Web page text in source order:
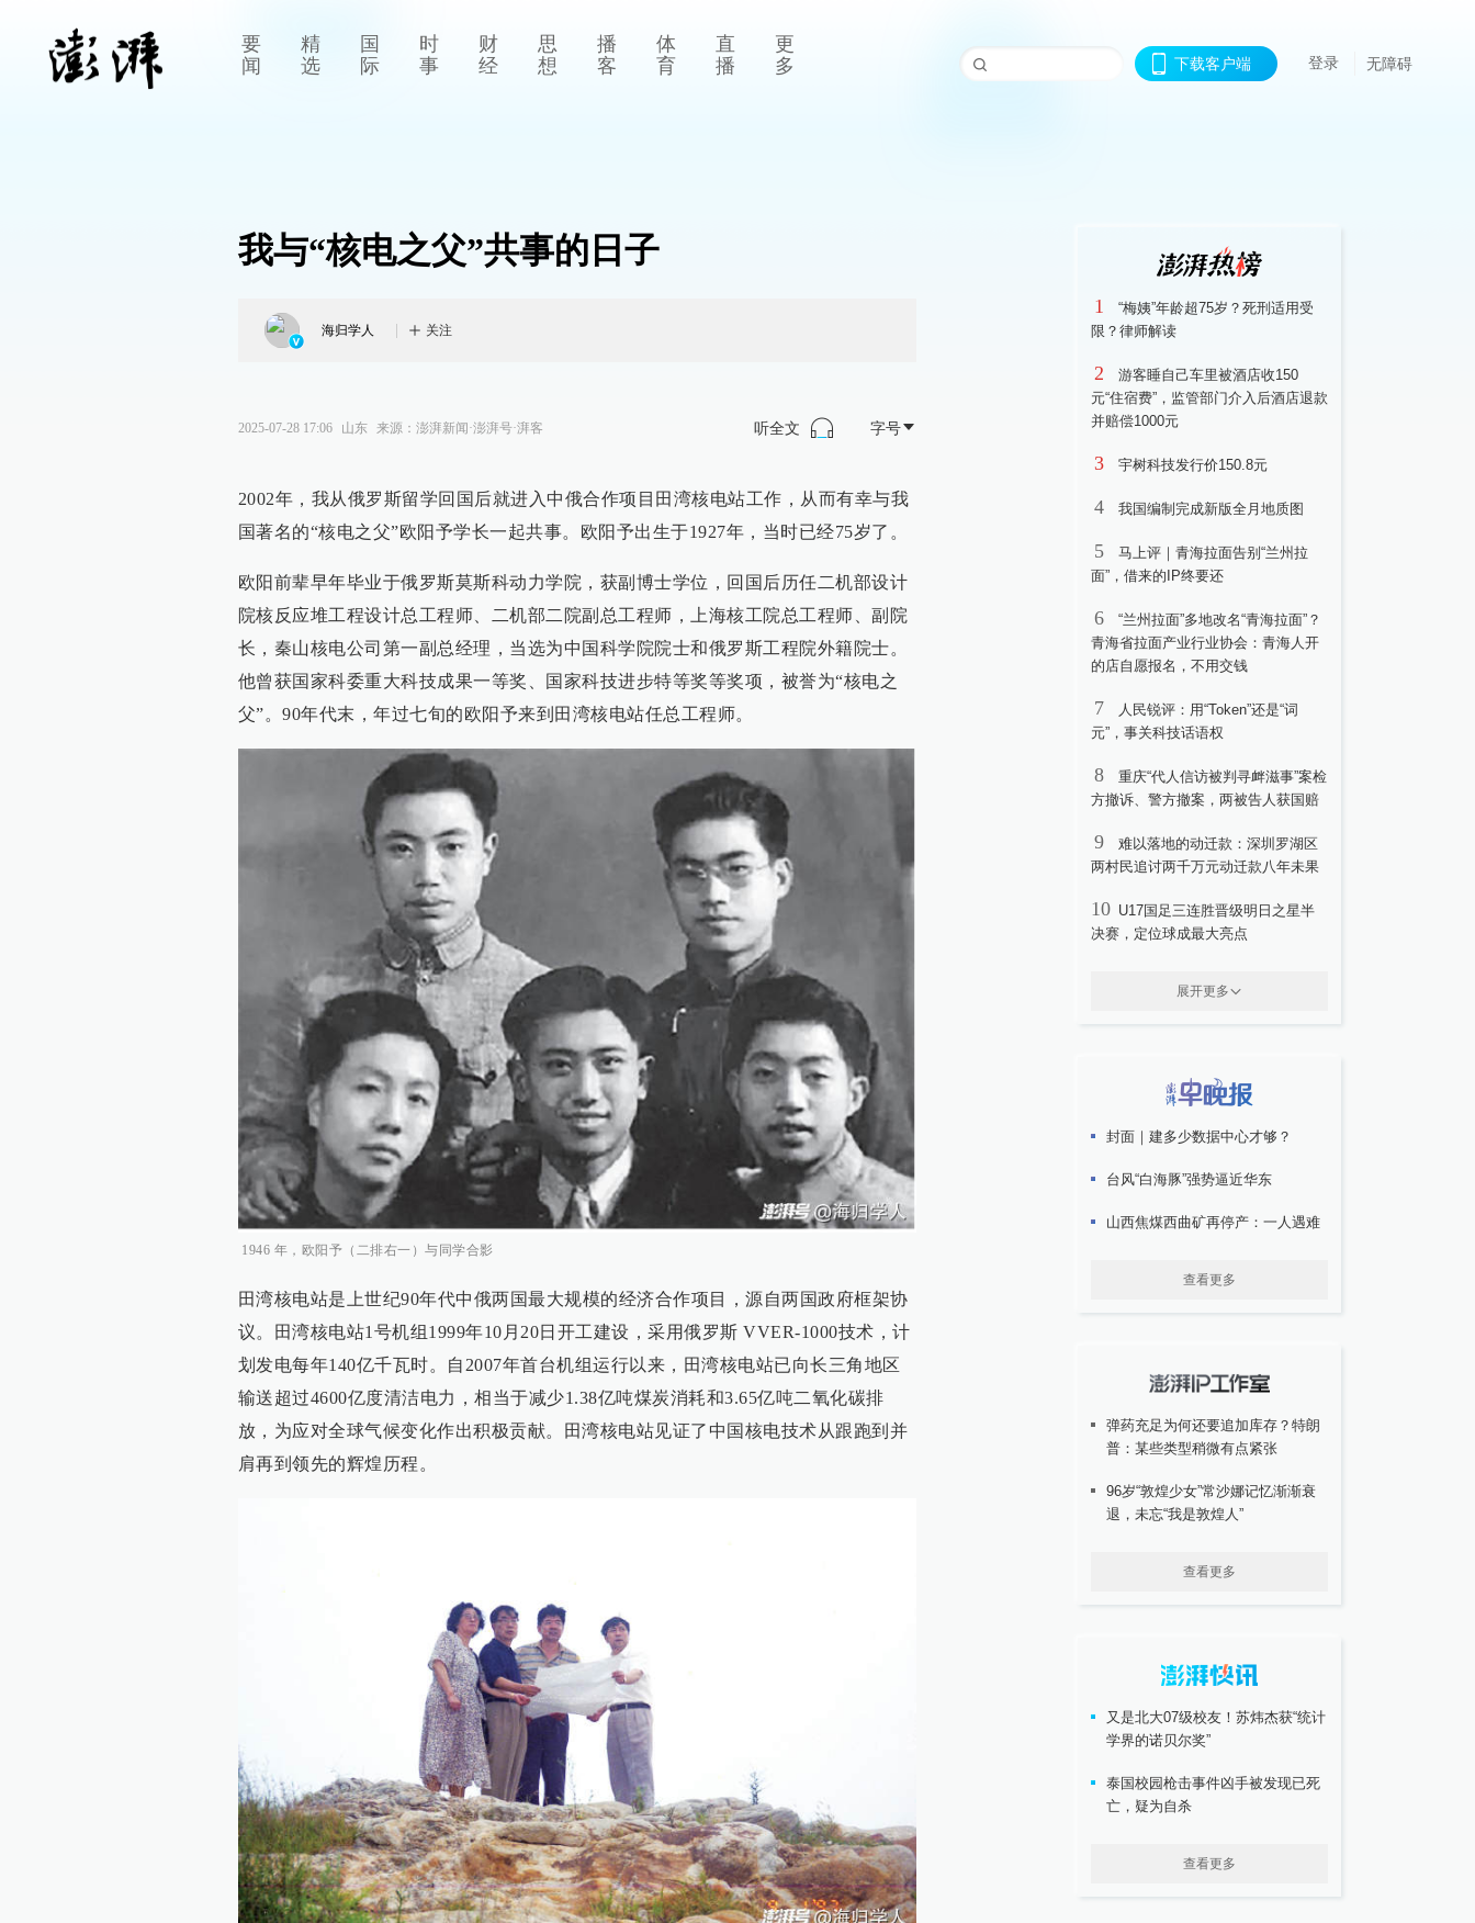
要
闻
精
选
国
际
时
事
财
经
思
想
播
客
体
育
直
播
更
多
下载客户端 登录 无障碍
我与“核电之父”共事的日子
海归学人 关注
2025-07-28 17:06 山东 来源： 澎湃新闻·澎湃号·湃客 听全文 字号
2002年，我从俄罗斯留学回国后就进入中俄合作项目田湾核电站工作，从而有幸与我
国著名的“核电之父”欧阳予学长一起共事。欧阳予出生于1927年，当时已经75岁了。
欧阳前辈早年毕业于俄罗斯莫斯科动力学院，获副博士学位，回国后历任二机部设计
院核反应堆工程设计总工程师、二机部二院副总工程师，上海核工院总工程师、副院
长，秦山核电公司第一副总经理，当选为中国科学院院士和俄罗斯工程院外籍院士。
他曾获国家科委重大科技成果一等奖、国家科技进步特等奖等奖项，被誉为“核电之
父”。90年代末，年过七旬的欧阳予来到田湾核电站任总工程师。
1946 年，欧阳予（二排右一）与同学合影
田湾核电站是上世纪90年代中俄两国最大规模的经济合作项目，源自两国政府框架协
议。田湾核电站1号机组1999年10月20日开工建设，采用俄罗斯 VVER-1000技术，计
划发电每年140亿千瓦时。自2007年首台机组运行以来，田湾核电站已向长三角地区
输送超过4600亿度清洁电力，相当于减少1.38亿吨煤炭消耗和3.65亿吨二氧化碳排
放，为应对全球气候变化作出积极贡献。田湾核电站见证了中国核电技术从跟跑到并
肩再到领先的辉煌历程。
1
“梅姨”年龄超75岁？死刑适用受
限？律师解读
2
游客睡自己车里被酒店收150
元“住宿费”，监管部门介入后酒店退款
并赔偿1000元
3 宇树科技发行价150.8元
4 我国编制完成新版全月地质图
5
马上评｜青海拉面告别“兰州拉
面”，借来的IP终要还
6
“兰州拉面”多地改名“青海拉面”？
青海省拉面产业行业协会：青海人开
的店自愿报名，不用交钱
7
人民锐评：用“Token”还是“词
元”，事关科技话语权
8
重庆“代人信访被判寻衅滋事”案检
方撤诉、警方撤案，两被告人获国赔
9
难以落地的动迁款：深圳罗湖区
两村民追讨两千万元动迁款八年未果
10 U17国足三连胜晋级明日之星半
决赛，定位球成最大亮点
展开更多
封面｜建多少数据中心才够？
台风“白海豚”强势逼近华东
山西焦煤西曲矿再停产：一人遇难
查看更多
弹药充足为何还要追加库存？特朗
普：某些类型稍微有点紧张
96岁“敦煌少女”常沙娜记忆渐渐衰
退，未忘“我是敦煌人”
查看更多
又是北大07级校友！苏炜杰获“统计
学界的诺贝尔奖”
泰国校园枪击事件凶手被发现已死
亡，疑为自杀
查看更多